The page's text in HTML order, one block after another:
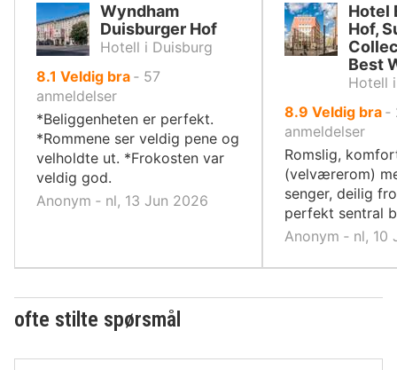
Wyndham
Duisburger Hof
Hotell i Duisburg
8.1 av
10,
Veldig bra ‐ 57
anmeldelser
*Beliggenheten er perfekt.
*Rommene ser veldig pene og
velholdte ut. *Frokosten var
veldig god.
Anonym ‐ nl, 13 Jun 2026
Hotel
Hof,
Best
Hotell
8.9 av
10,
Veldig bra ‐
anmeldelser
Romslig,
(velværerom)
senger, deilig
perfekt sentral
Anonym ‐ nl, 10
ofte stilte spørsmål